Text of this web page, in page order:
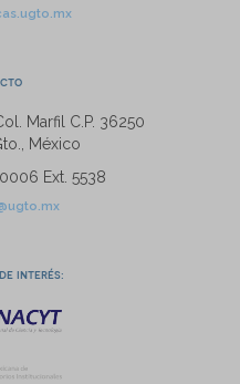
Marfil C.P. 36250
México
Ext. 5538
interés: